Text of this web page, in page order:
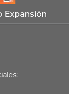
Expansión